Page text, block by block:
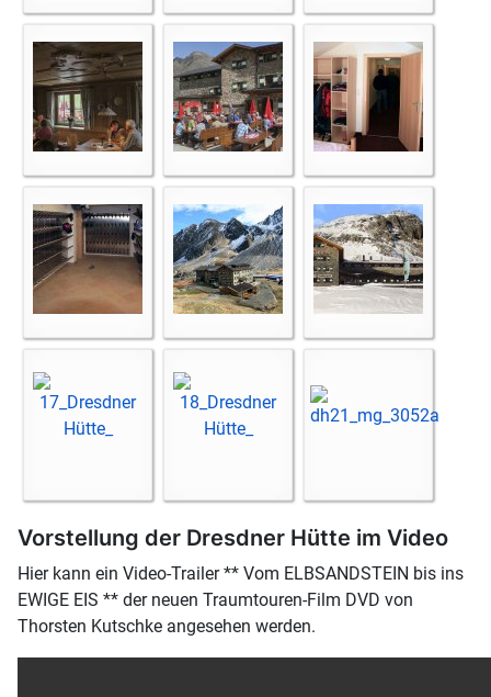
Vorstellung der Dresdner Hütte im Video
Hier kann ein Video-Trailer ** Vom ELBSANDSTEIN bis ins
EWIGE EIS ** der neuen Traumtouren-Film DVD von
Thorsten Kutschke angesehen werden.